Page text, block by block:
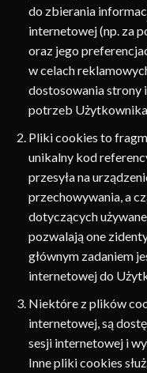
do zbierania
internetowej (np. za
oraz jego
w celach
dostosowania strony
potrzeb
Pliki cookies to
unikalny kod
przesyła na
przechowywania, a
dotyczących
pozwalają one
głównym zadaniem
internetowej do
Niektóre z plików
internetowej, są
sesji internetowej i
Inne pliki cookies